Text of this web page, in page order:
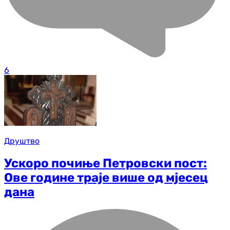
6
Друштво
Ускоро почиње Петровски пост:
Ове године траје више од мјесец
дана